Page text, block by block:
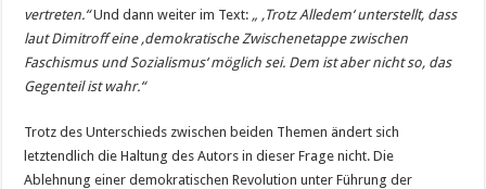
vertreten.“Und dann weiter im Text: „ ‚Trotz Alledem‘ unterstellt, dass
laut Dimitroff eine ‚demokratische Zwischenetappe zwischen
Faschismus und Sozialismus‘ möglich sei. Dem ist aber nicht so, das
Gegenteil ist wahr.“
Trotz des Unterschieds zwischen beiden Themen ändert sich
letztendlich die Haltung des Autors in dieser Frage nicht. Die
Ablehnung einer demokratischen Revolution unter Führung der